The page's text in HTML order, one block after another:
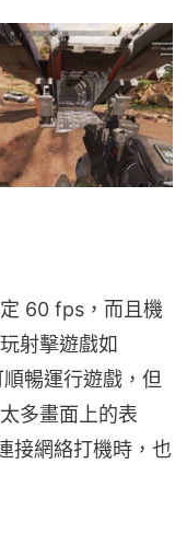
60 fps，而且機
射擊遊戲如
暢運行遊戲，但
多畫面上的表
接網絡打機時，也